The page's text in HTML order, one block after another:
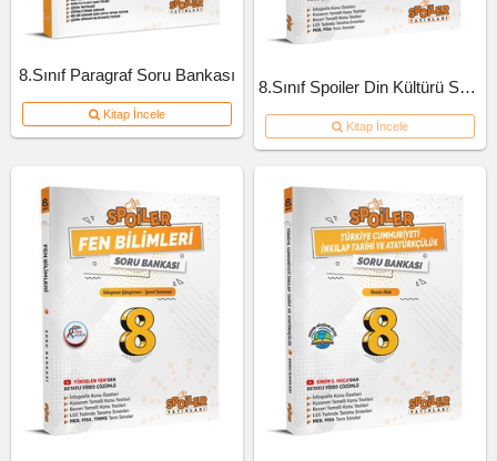
8.Sınıf Paragraf Soru Bankası
Kitap İncele
8.Sınıf Spoiler Din Kültürü Soru Bankası
Kitap İncele